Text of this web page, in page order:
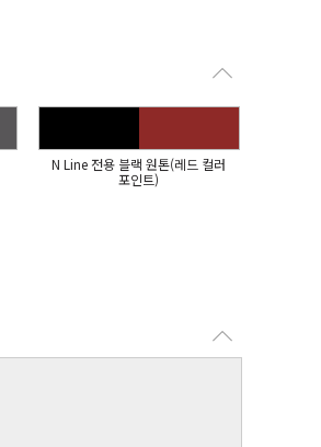
N Line 전용 블랙 원톤(레드 컬러
포인트)